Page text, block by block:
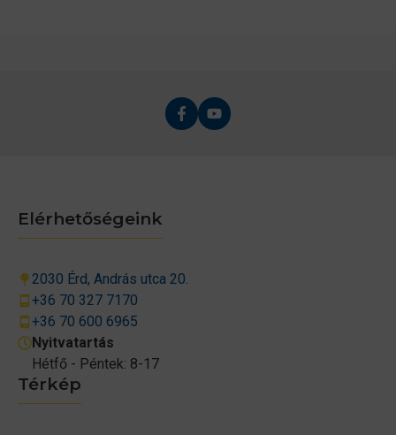
Térkép
Elérhetőségeink
2030 Érd, András utca 20.
+36 70 327 7170
+36 70 600 6965
Nyitvatartás
Hétfő - Péntek: 8-17